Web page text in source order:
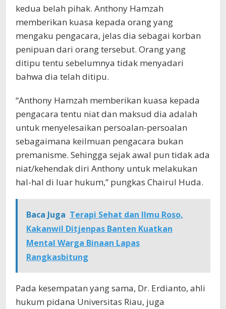
kedua belah pihak. Anthony Hamzah
memberikan kuasa kepada orang yang
mengaku pengacara, jelas dia sebagai korban
penipuan dari orang tersebut. Orang yang
ditipu tentu sebelumnya tidak menyadari
bahwa dia telah ditipu.
“Anthony Hamzah memberikan kuasa kepada
pengacara tentu niat dan maksud dia adalah
untuk menyelesaikan persoalan-persoalan
sebagaimana keilmuan pengacara bukan
premanisme. Sehingga sejak awal pun tidak ada
niat/kehendak diri Anthony untuk melakukan
hal-hal di luar hukum,” pungkas Chairul Huda.
Baca Juga Terapi Sehat dan Ilmu Roso,
Kakanwil Ditjenpas Banten Kuatkan
Mental Warga Binaan Lapas
Rangkasbitung
Pada kesempatan yang sama, Dr. Erdianto, ahli
hukum pidana Universitas Riau, juga